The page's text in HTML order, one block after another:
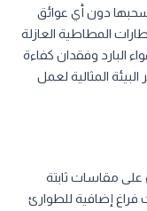
دون أي عوائق
المطاطية العازلة
البارد وفقدان كفاءة
المثالية لعمل
على مقاسات ثابتة
إضافية للطوارئ